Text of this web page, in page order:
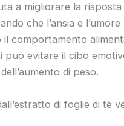
a migliorare la
che l’ansia e
il comportamento
può evitare il cibo
di peso.
di foglie di tè